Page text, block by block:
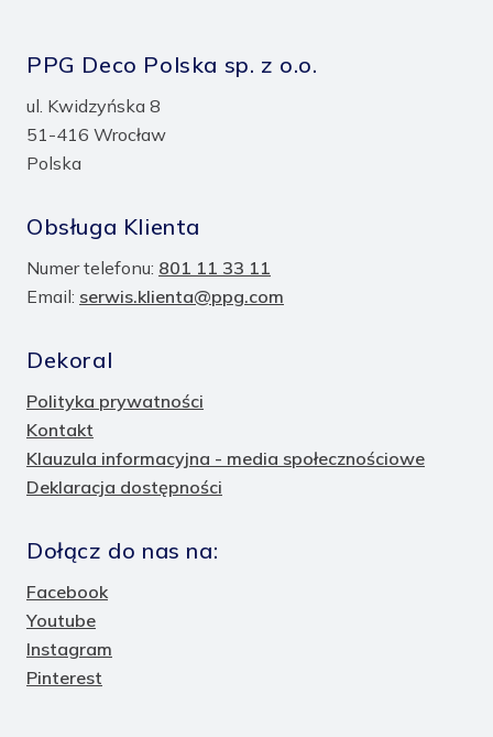
PPG Deco Polska sp. z o.o.
ul. Kwidzyńska 8
51-416 Wrocław
Polska
Obsługa Klienta
Numer telefonu: 801 11 33 11
Email: serwis.klienta@ppg.com
Dekoral
Polityka prywatności
Kontakt
Klauzula informacyjna - media społecznościowe
Deklaracja dostępności
Dołącz do nas na:
Facebook
Youtube
Instagram
Pinterest